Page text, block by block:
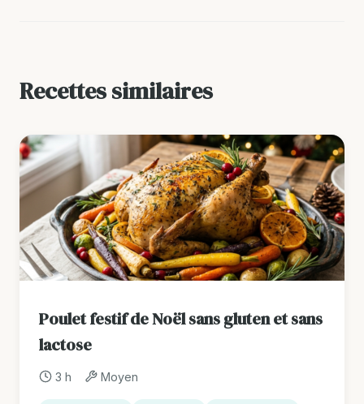
Recettes similaires
Poulet festif de Noël sans gluten et sans
lactose
3 h Moyen